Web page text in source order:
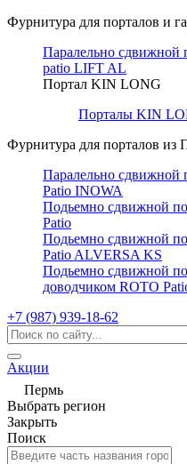
Фурнитура для порталов и
Паралельно сдвижной
patio LIFT AL
Портал KIN LONG
Порталы KIN
Фурнитура для порталов из
Паралельно
Patio INOWA
Подьемно сдвижной
Patio
Подьемно сдвижной
Patio ALVERSA KS
Подьемно сдвижной
доводчиком ROTO
+7 (987) 939-18-62
Акции
Пермь
Выбрать регион
Закрыть
Поиск